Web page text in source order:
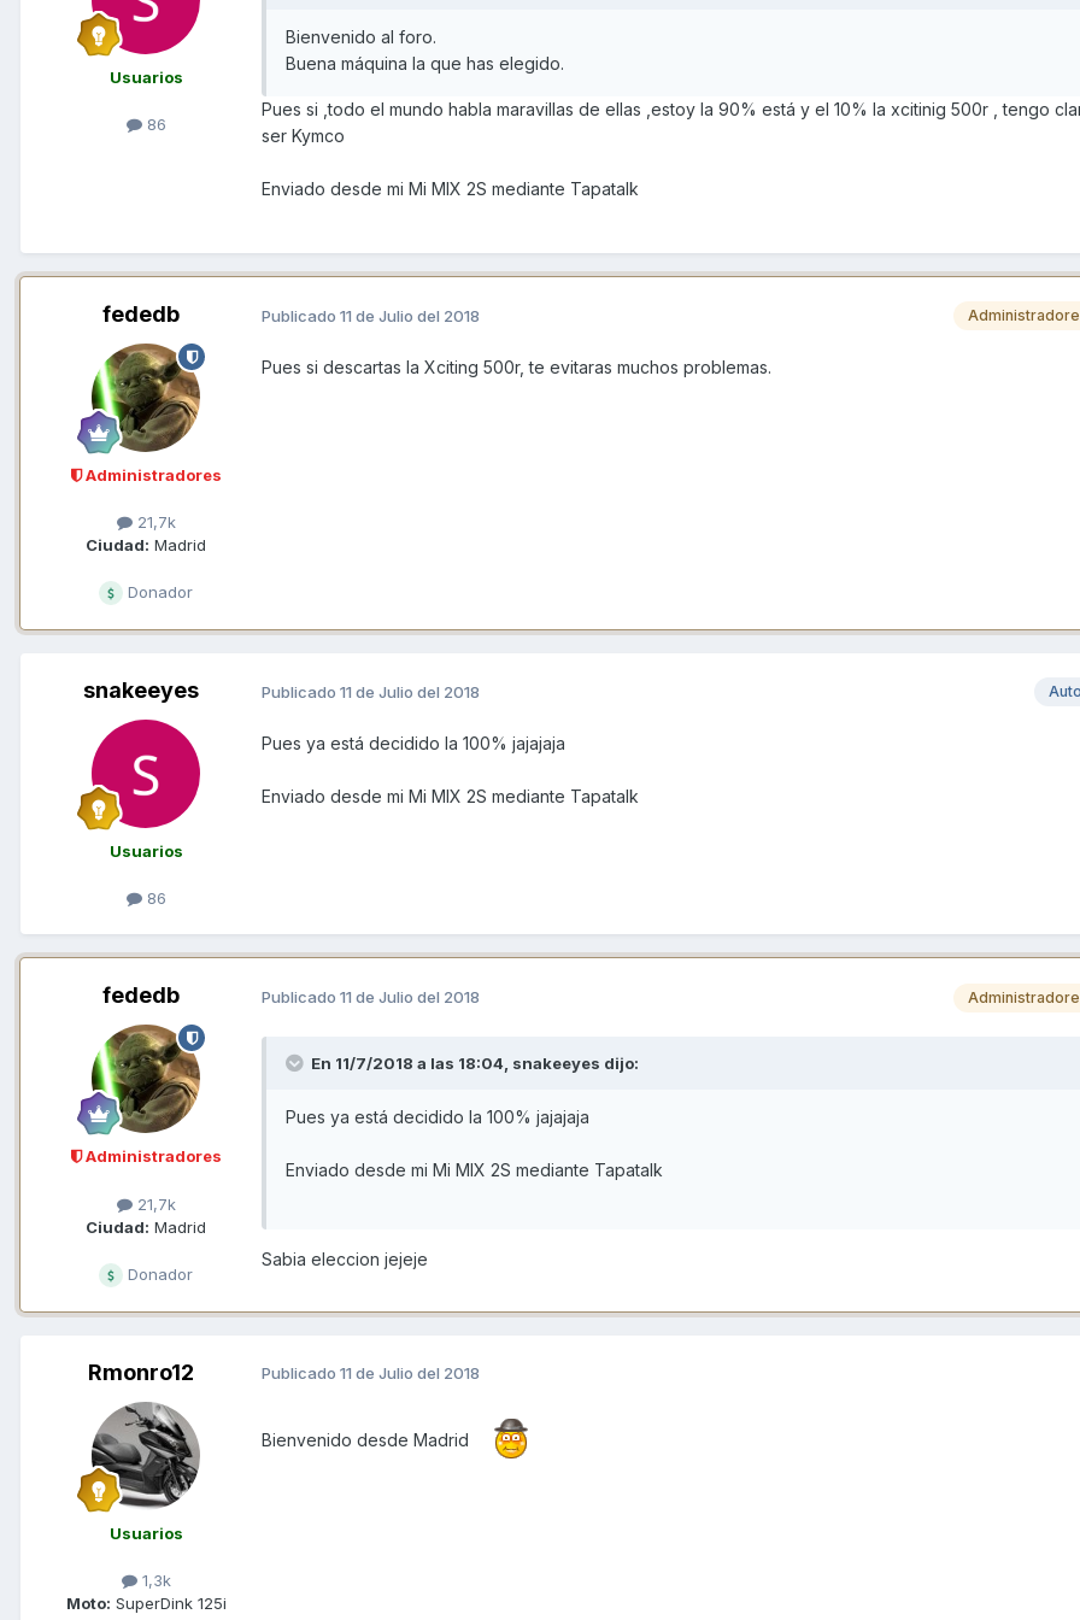
Usuarios
86
Bienvenido al foro.
Buena máquina la que has elegido.
Pues si ,todo el mundo habla maravillas de ellas ,estoy la 90% está y el 10% la xcitinig 500r , tengo
ser Kymco
Enviado desde mi Mi MIX 2S mediante Tapatalk
fededb
Administradores
21,7k
Ciudad: Madrid
Donador
Publicado 11 de Julio del 2018
Pues si descartas la Xciting 500r, te evitaras muchos problemas.
snakeeyes
Usuarios
86
Publicado 11 de Julio del 2018
Pues ya está decidido la 100% jajajaja
Enviado desde mi Mi MIX 2S mediante Tapatalk
fededb
Administradores
21,7k
Ciudad: Madrid
Donador
Publicado 11 de Julio del 2018
En 11/7/2018 a las 18:04, snakeeyes dijo:
Pues ya está decidido la 100% jajajaja
Enviado desde mi Mi MIX 2S mediante Tapatalk
Sabia eleccion jejeje
Rmonro12
Usuarios
1,3k
Moto: SuperDink 125i
Publicado 11 de Julio del 2018
Bienvenido desde Madrid